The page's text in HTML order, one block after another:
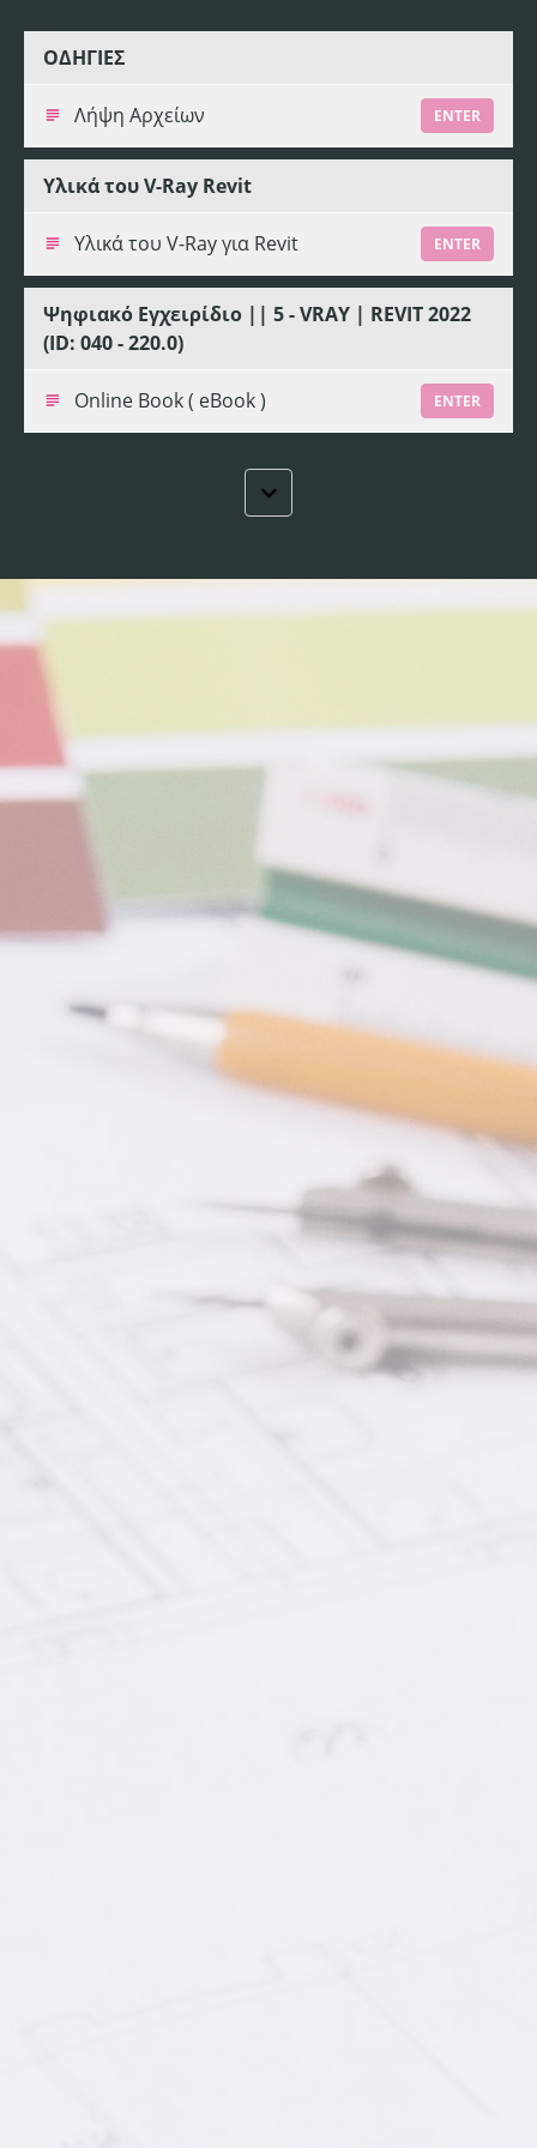
ΟΔΗΓΙΕΣ
Λήψη Αρχείων ENTER
Υλικά του V-Ray Revit
Υλικά του V-Ray για Revit ENTER
Ψηφιακό Εγχειρίδιο || 5 - VRAY | REVIT 2022
(ID: 040 - 220.0)
Online Book ( eBook ) ENTER